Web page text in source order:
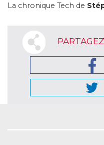
La chronique Tech de
PARTAGEZ